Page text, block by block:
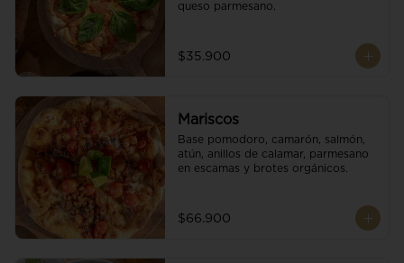
queso parmesano.
$35.900
Mariscos
Base pomodoro, camarón, salmón,
atún, anillos de calamar, parmesano
en escamas y brotes orgánicos.
$66.900